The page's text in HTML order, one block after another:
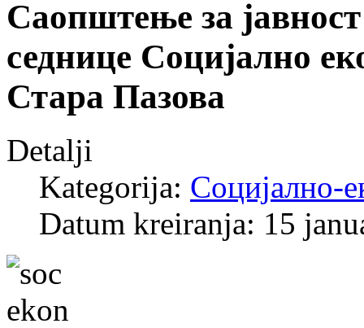
Саопштење за
седнице Социјално
Стара Пазова
Detalji
Kategorija: Социјално-
Datum kreiranja: 15